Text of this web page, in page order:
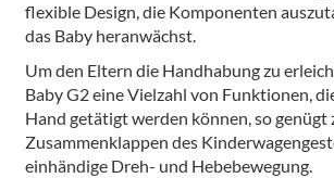
flexible Design, die Komponenten
das Baby heranwächst.
Um den Eltern die Handhabung zu
Baby G2 eine Vielzahl von Funktionen,
Hand getätigt werden können, so genügt
Zusammenklappen des
einhändige Dreh- und Hebebewegung.